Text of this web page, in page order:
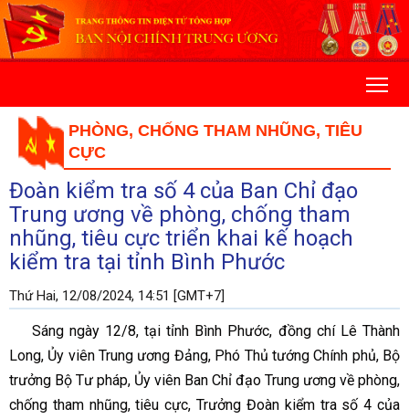
PHÒNG, CHỐNG THAM NHŨNG, TIÊU
CỰC
Đoàn kiểm tra số 4 của Ban Chỉ đạo
Trung ương về phòng, chống tham
nhũng, tiêu cực triển khai kế hoạch
kiểm tra tại tỉnh Bình Phước
Thứ Hai, 12/08/2024, 14:51 [GMT+7]
Sáng ngày 12/8, tại tỉnh Bình Phước, đồng chí Lê Thành
Long, Ủy viên Trung ương Đảng, Phó Thủ tướng Chính phủ, Bộ
trưởng Bộ Tư pháp, Ủy viên Ban Chỉ đạo Trung ương về phòng,
chống tham nhũng, tiêu cực, Trưởng Đoàn kiểm tra số 4 của